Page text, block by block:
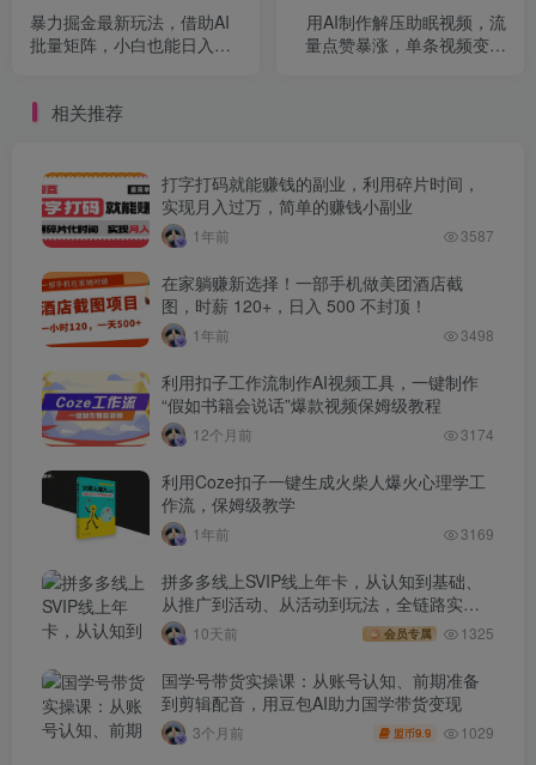
暴力掘金最新玩法，借助AI
批量矩阵，小白也能日入
用AI制作解压助眠视频，流
量点赞暴涨，单条视频变现
相关推荐
打字打码就能赚钱的副业，利用碎片时间，
实现月入过万，简单的赚钱小副业
1年前 3587
在家躺赚新选择！一部手机做美团酒店截
图，时薪 120+，日入 500 不封顶！
1年前 3498
利用扣子工作流制作AI视频工具，一键制作
“假如书籍会说话”爆款视频保姆级教程
12个月前 3174
利用Coze扣子一键生成火柴人爆火心理学工
作流，保姆级教学
1年前 3169
拼多多线上SVIP线上年卡，从认知到基础、
从推广到活动、从活动到玩法，全链路实战
(260730)
10天前 会员专属 1325
国学号带货实操课：从账号认知、前期准备
到剪辑配音，用豆包AI助力国学带货变现
3个月前 盟币9.9 1029